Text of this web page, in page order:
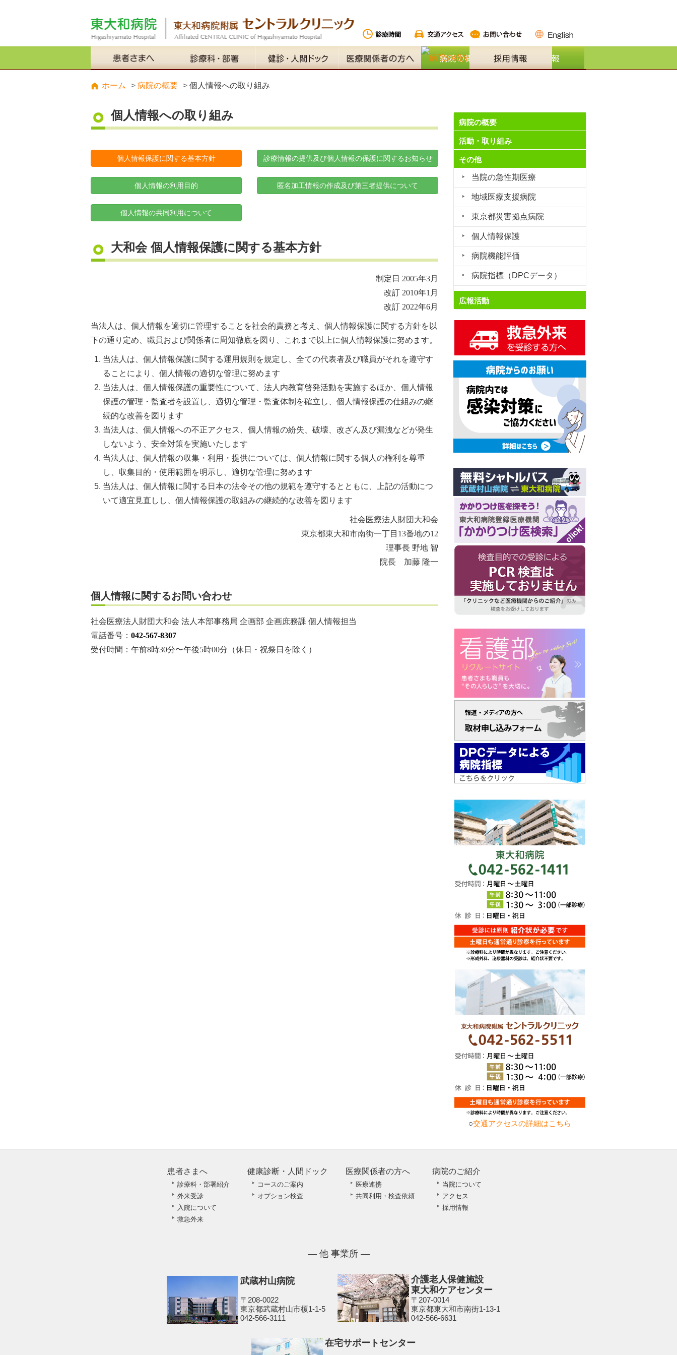
ホーム 病院の概要 個人情報への取り組み
個人情報への取り組み
個人情報保護に関する基本方針 診療情報の提供及び個人情報の保護に関するお知らせ
個人情報の利用目的 匿名加工情報の作成及び第三者提供について
個人情報の共同利用について
大和会 個人情報保護に関する基本方針
制定日 2005年3月
改訂 2010年1月
改訂 2022年6月
当法人は、個人情報を適切に管理することを社会的責務と考え、個人情報保護に関する方針を以
下の通り定め、職員および関係者に周知徹底を図り、これまで以上に個人情報保護に努めます。
当法人は、個人情報保護に関する運用規則を規定し、全ての代表者及び職員がそれを遵守す
ることにより、個人情報の適切な管理に努めます
当法人は、個人情報保護の重要性について、法人内教育啓発活動を実施するほか、個人情報
保護の管理・監査者を設置し、適切な管理・監査体制を確立し、個人情報保護の仕組みの継
続的な改善を図ります
当法人は、個人情報への不正アクセス、個人情報の紛失、破壊、改ざん及び漏洩などが発生
しないよう、安全対策を実施いたします
当法人は、個人情報の収集・利用・提供については、個人情報に関する個人の権利を尊重
し、収集目的・使用範囲を明示し、適切な管理に努めます
当法人は、個人情報に関する日本の法令その他の規範を遵守するとともに、上記の活動につ
いて適宜見直しし、個人情報保護の取組みの継続的な改善を図ります
社会医療法人財団大和会
東京都東大和市南街一丁目13番地の12
理事長 野地 智
院長 加藤 隆一
個人情報に関するお問い合わせ
社会医療法人財団大和会 法人本部事務局 企画部 企画庶務課 個人情報担当
電話番号： 042-567-8307
受付時間：午前8時30分〜午後5時00分（休日・祝祭日を除く）
病院の概要
活動・取り組み
その他
当院の急性期医療
地域医療支援病院
東京都災害拠点病院
個人情報保護
病院機能評価
病院指標（DPCデータ）
広報活動
○交通アクセスの詳細はこちら
患者さまへ
診療科・部署紹介
外来受診
入院について
救急外来
健康診断・人間ドック
コースのご案内
オプション検査
医療関係者の方へ
医療連携
共同利用・検査依頼
病院のご紹介
当院について
アクセス
採用情報
― 他 事業所 ―
武蔵村山病院
〒208-0022
東京都武蔵村山市榎1-1-5
042-566-3111
介護老人保健施設
東大和ケアセンター
〒207-0014
東京都東大和市南街1-13-1
042-566-6631
在宅サポートセンター